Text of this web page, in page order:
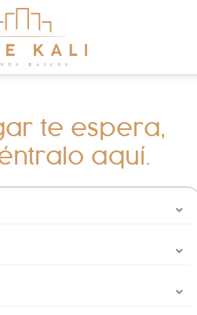
te espera,
aquí.